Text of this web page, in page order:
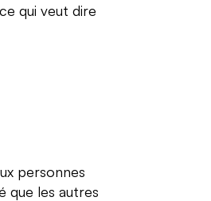
qui veut dire
personnes
que les autres